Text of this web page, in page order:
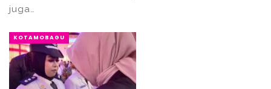
juga…
KOTAMOBAGU